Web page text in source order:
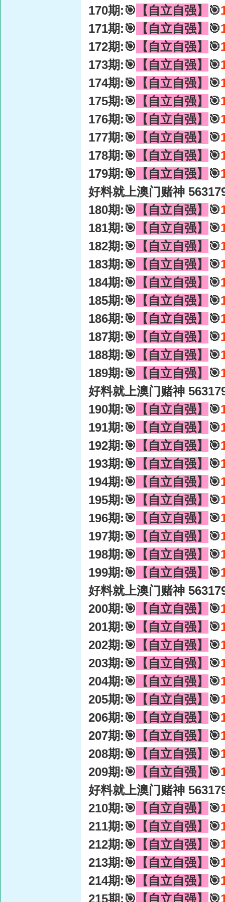
170期:🎯 【自立自强】 🎯
171期:🎯 【自立自强】 🎯
172期:🎯 【自立自强】 🎯
173期:🎯 【自立自强】 🎯
174期:🎯 【自立自强】 🎯
175期:🎯 【自立自强】 🎯
176期:🎯 【自立自强】 🎯
177期:🎯 【自立自强】 🎯
178期:🎯 【自立自强】 🎯
179期:🎯 【自立自强】 🎯
好料就上澳门赌神
180期:🎯 【自立自强】 🎯
181期:🎯 【自立自强】 🎯
182期:🎯 【自立自强】 🎯
183期:🎯 【自立自强】 🎯
184期:🎯 【自立自强】 🎯
185期:🎯 【自立自强】 🎯
186期:🎯 【自立自强】 🎯
187期:🎯 【自立自强】 🎯
188期:🎯 【自立自强】 🎯
189期:🎯 【自立自强】 🎯
好料就上澳门赌神
190期:🎯 【自立自强】 🎯
191期:🎯 【自立自强】 🎯
192期:🎯 【自立自强】 🎯
193期:🎯 【自立自强】 🎯
194期:🎯 【自立自强】 🎯
195期:🎯 【自立自强】 🎯
196期:🎯 【自立自强】 🎯
197期:🎯 【自立自强】 🎯
198期:🎯 【自立自强】 🎯
199期:🎯 【自立自强】 🎯
好料就上澳门赌神
200期:🎯 【自立自强】 🎯
201期:🎯 【自立自强】 🎯
202期:🎯 【自立自强】 🎯
203期:🎯 【自立自强】 🎯
204期:🎯 【自立自强】 🎯
205期:🎯 【自立自强】 🎯
206期:🎯 【自立自强】 🎯
207期:🎯 【自立自强】 🎯
208期:🎯 【自立自强】 🎯
209期:🎯 【自立自强】 🎯
好料就上澳门赌神
210期:🎯 【自立自强】 🎯
211期:🎯 【自立自强】 🎯
212期:🎯 【自立自强】 🎯
213期:🎯 【自立自强】 🎯
214期:🎯 【自立自强】 🎯
215期:🎯 【自立自强】 🎯